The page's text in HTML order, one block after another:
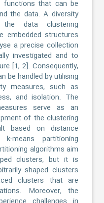
functions that can be
the data. A diversity
data clustering
embedded structures
a precise collection
investigated and to
[1, 2]. Consequently,
be handled by utilising
measures, such as
and isolation. The
serve as an
of the clustering
based on distance
means partitioning
algorithms aim
clusters, but it is
shaped clusters
clusters that are
Moreover, the